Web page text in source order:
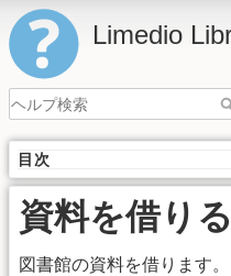
Limedio
目次
資料を借りる
図書館の資料を借ります。